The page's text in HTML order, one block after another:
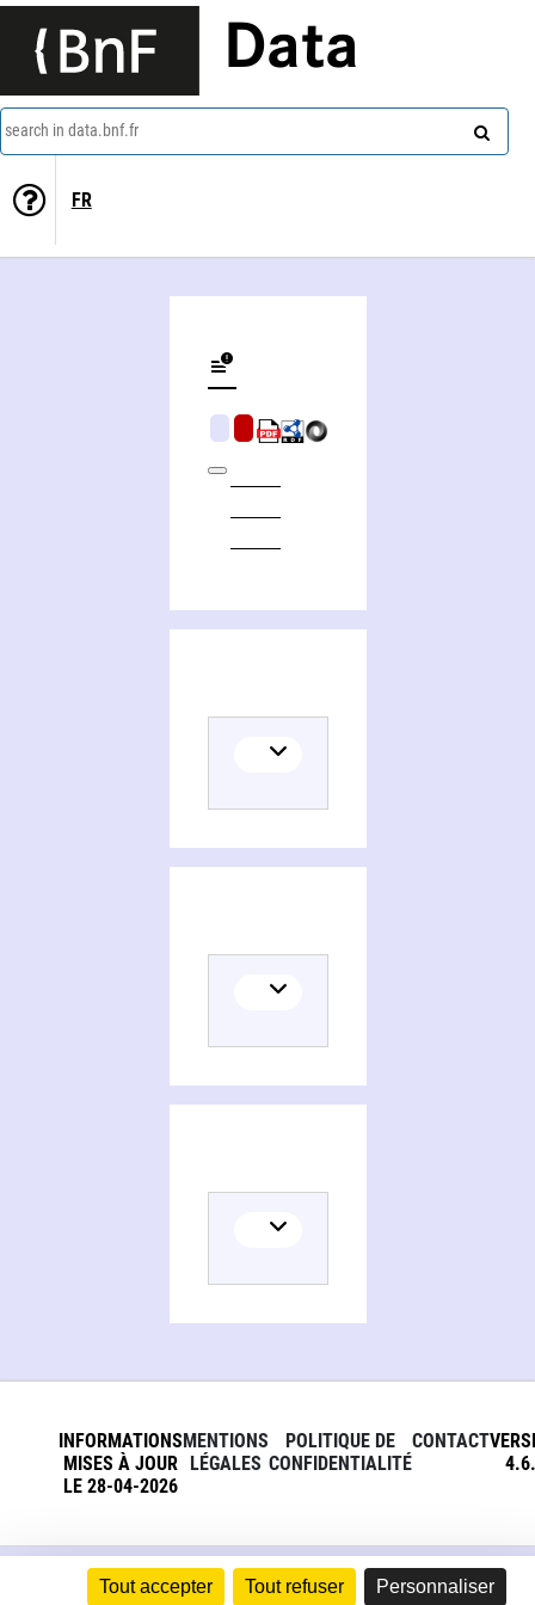
Tout accepter Tout refuser Personnaliser
Data
search in data.bnf.fr
FR
INFORMATIONS
MISES À JOUR
LE 28-04-2026
MENTIONS
LÉGALES
POLITIQUE DE
CONFIDENTIALITÉ
CONTACT